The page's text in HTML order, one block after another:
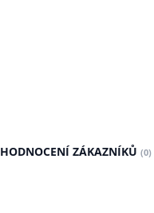
HODNOCENÍ ZÁKAZNÍKŮ (0)